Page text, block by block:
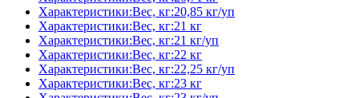
Характеристики:Вес, кг:20,85 кг/уп
Характеристики:Вес, кг:21 кг
Характеристики:Вес, кг:21 кг/уп
Характеристики:Вес, кг:22 кг
Характеристики:Вес, кг:22,25 кг/уп
Характеристики:Вес, кг:23 кг